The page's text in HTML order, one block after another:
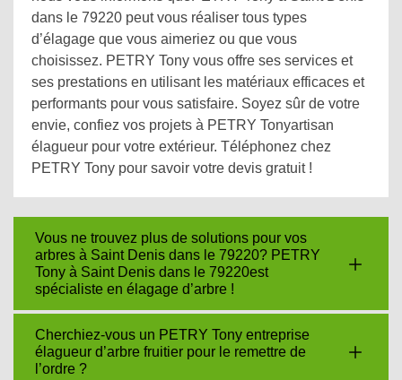
dans le 79220 peut vous réaliser tous types
d’élagage que vous aimeriez ou que vous
choisissez. PETRY Tony vous offre ses services et
ses prestations en utilisant les matériaux efficaces et
performants pour vous satisfaire. Soyez sûr de votre
envie, confiez vos projets à PETRY Tonyartisan
élagueur pour votre extérieur. Téléphonez chez
PETRY Tony pour savoir votre devis gratuit !
Vous ne trouvez plus de solutions pour vos
arbres à Saint Denis dans le 79220? PETRY
Tony à Saint Denis dans le 79220est
spécialiste en élagage d’arbre !
Cherchiez-vous un PETRY Tony entreprise
élagueur d’arbre fruitier pour le remettre de
l’ordre ?